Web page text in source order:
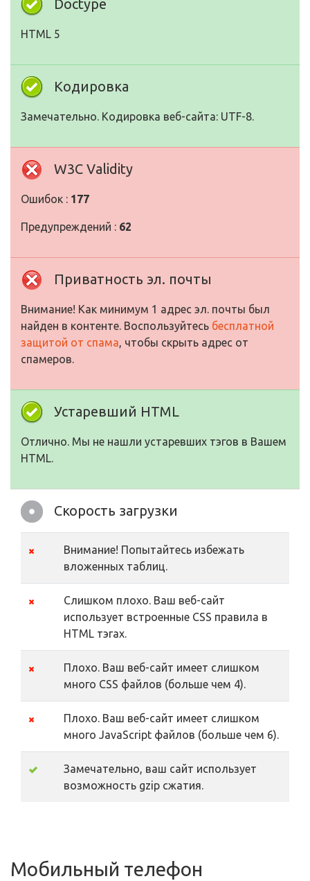
Doctype
HTML 5
Кодировка
Замечательно. Кодировка веб-сайта: UTF-8.
W3C Validity
Ошибок : 177
Предупреждений : 62
Приватность эл. почты
Внимание! Как минимум 1 адрес эл. почты был
найден в контенте. Воспользуйтесь бесплатной
защитой от спама, чтобы скрыть адрес от
спамеров.
Устаревший HTML
Отлично. Мы не нашли устаревших тэгов в Вашем
HTML.
Скорость загрузки
Внимание! Попытайтесь избежать
вложенных таблиц.
Слишком плохо. Ваш веб-сайт
использует встроенные CSS правила в
HTML тэгах.
Плохо. Ваш веб-сайт имеет слишком
много CSS файлов (больше чем 4).
Плохо. Ваш веб-сайт имеет слишком
много JavaScript файлов (больше чем 6).
Замечательно, ваш сайт использует
возможность gzip сжатия.
Мобильный телефон